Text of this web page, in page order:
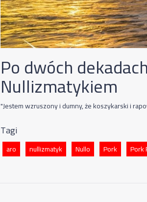
Po dwóch
Nullizmatykiem
"Jestem wzruszony i dumny, że koszykarski i
Tagi
aro nullizmatyk Nullo Pork Pork